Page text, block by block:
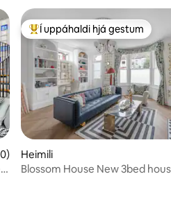
meðaleinkunn, 110 umsagnir
Í mestu uppáhaldi hjá gestum
Í uppáhaldi hjá gestum
Heimili
Blossom House New 3bed